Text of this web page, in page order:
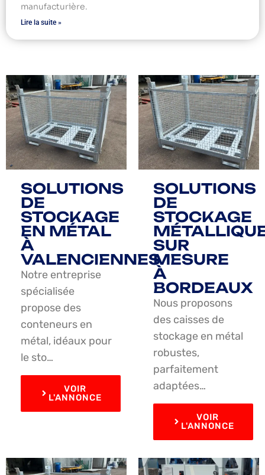
manufacturière.
Lire la suite »
SOLUTIONS
DE
STOCKAGE
EN MÉTAL
À
VALENCIENNES
Notre entreprise
spécialisée
propose des
conteneurs en
métal, idéaux pour
le sto…
VOIR
L'ANNONCE
SOLUTIONS
DE
STOCKAGE
SUR
MESURE
À
BORDEAUX
Nous proposons
des caisses de
stockage en métal
robustes,
parfaitement
adaptées…
VOIR
L'ANNONCE